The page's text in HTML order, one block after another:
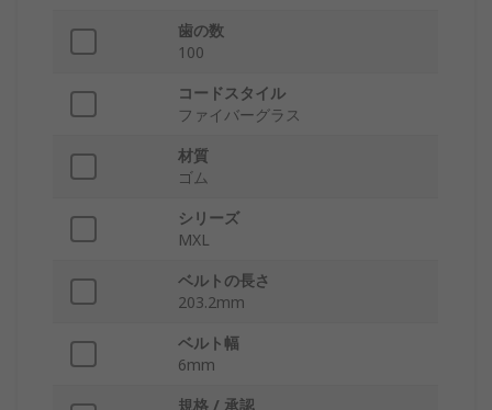
歯の数
100
コードスタイル
ファイバーグラス
材質
ゴム
シリーズ
MXL
ベルトの長さ
203.2mm
ベルト幅
6mm
規格 / 承認